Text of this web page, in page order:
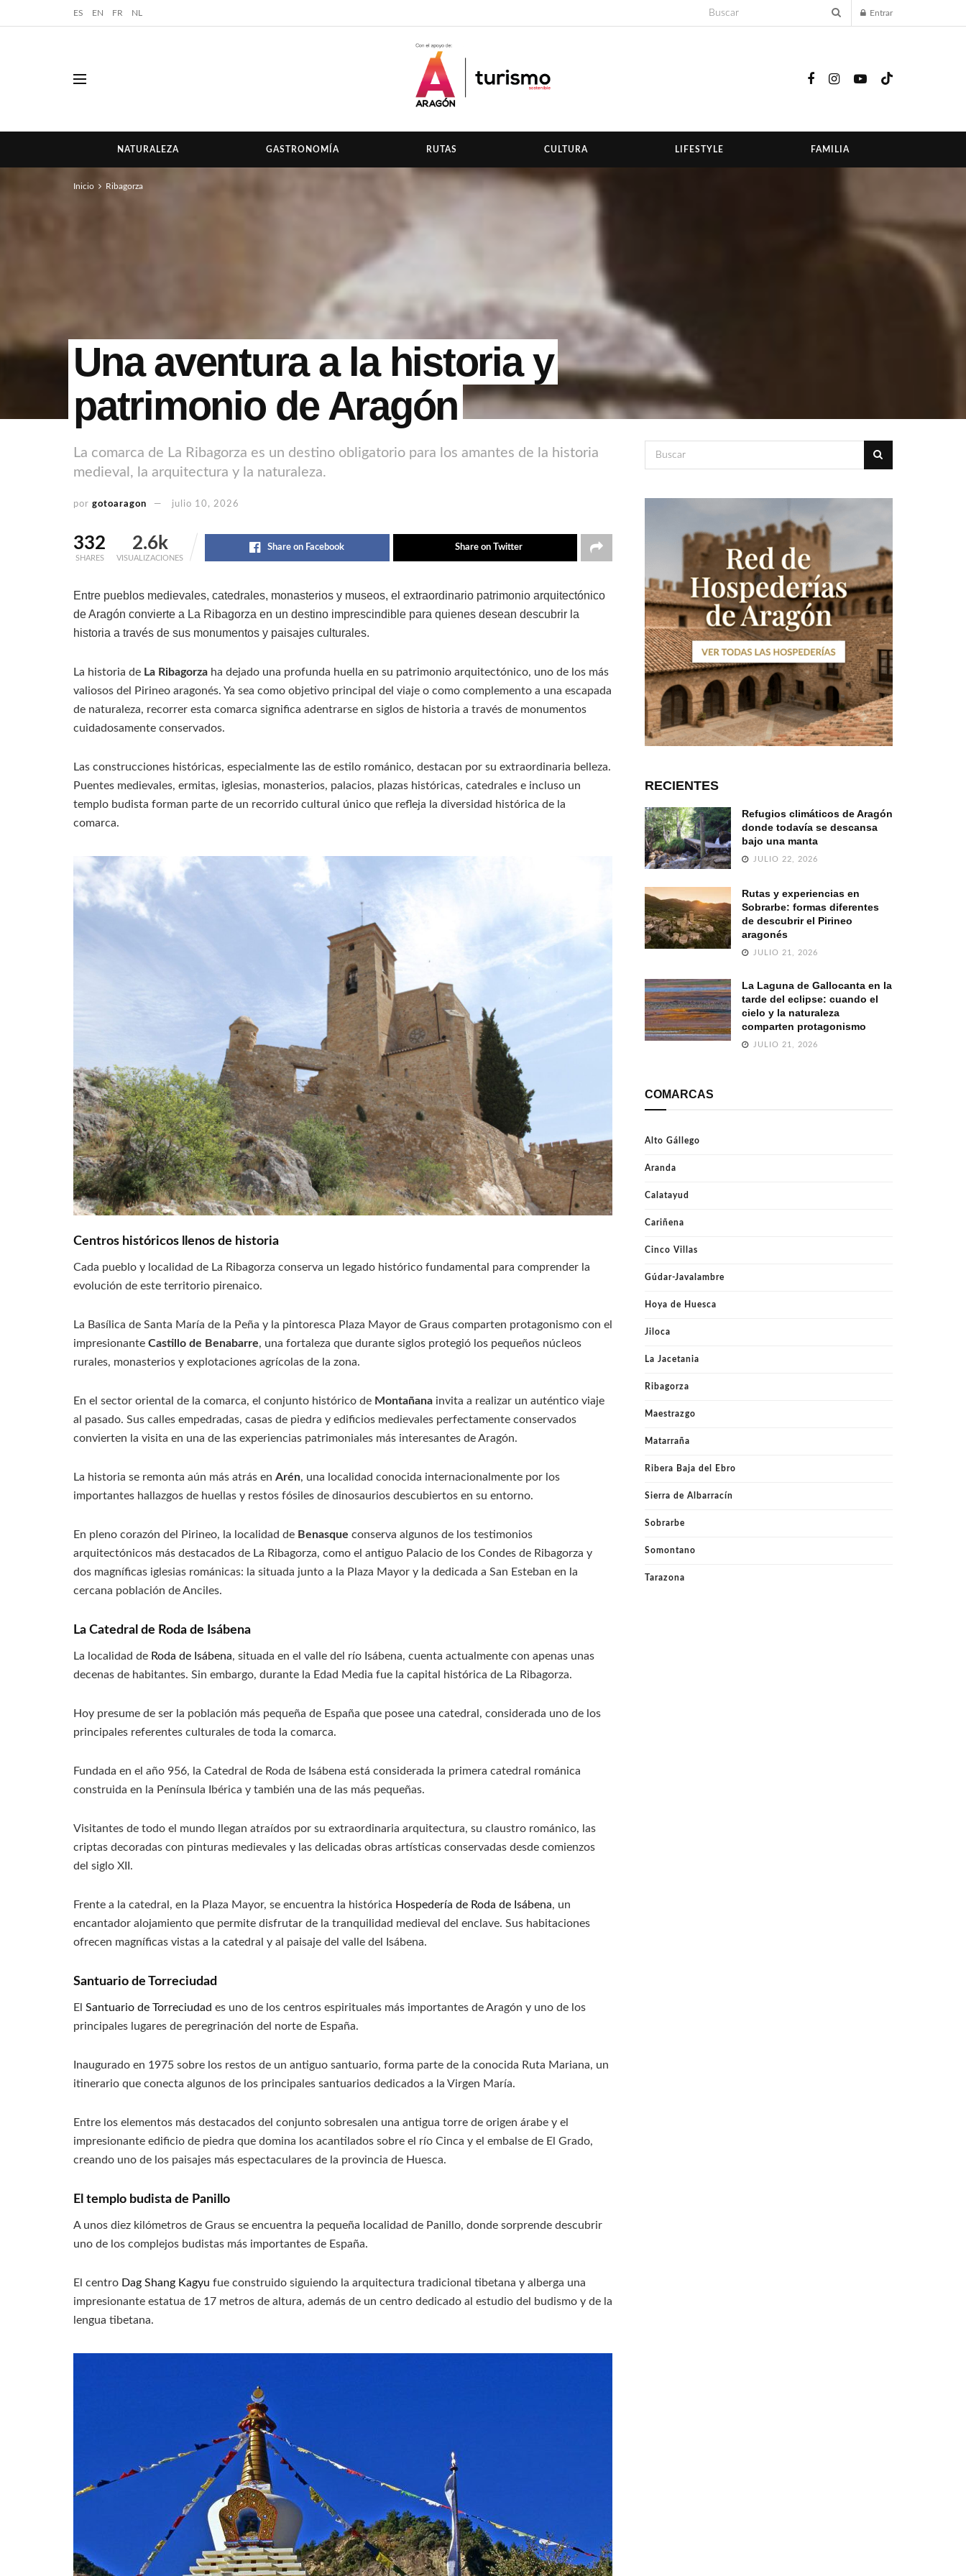
ES EN FR NL Entrar
NATURALEZA GASTRONOMÍA RUTAS CULTURA LIFESTYLE FAMILIA
Inicio Ribagorza
Una aventura a la historia y
patrimonio de Aragón
La comarca de La Ribagorza es un destino obligatorio para los amantes de la historia
medieval, la arquitectura y la naturaleza.
por gotoaragon julio 10, 2026
332
SHARES
2.6k
VISUALIZACIONES
Share on Facebook Share on Twitter
Entre pueblos medievales, catedrales, monasterios y museos, el extraordinario patrimonio arquitectónico
de Aragón convierte a La Ribagorza en un destino imprescindible para quienes desean descubrir la
historia a través de sus monumentos y paisajes culturales.
La historia de La Ribagorza ha dejado una profunda huella en su patrimonio arquitectónico, uno de los más
valiosos del Pirineo aragonés. Ya sea como objetivo principal del viaje o como complemento a una escapada
de naturaleza, recorrer esta comarca significa adentrarse en siglos de historia a través de monumentos
cuidadosamente conservados.
Las construcciones históricas, especialmente las de estilo románico, destacan por su extraordinaria belleza.
Puentes medievales, ermitas, iglesias, monasterios, palacios, plazas históricas, catedrales e incluso un
templo budista forman parte de un recorrido cultural único que refleja la diversidad histórica de la
comarca.
Centros históricos llenos de historia
Cada pueblo y localidad de La Ribagorza conserva un legado histórico fundamental para comprender la
evolución de este territorio pirenaico.
La Basílica de Santa María de la Peña y la pintoresca Plaza Mayor de Graus comparten protagonismo con el
impresionante Castillo de Benabarre, una fortaleza que durante siglos protegió los pequeños núcleos
rurales, monasterios y explotaciones agrícolas de la zona.
En el sector oriental de la comarca, el conjunto histórico de Montañana invita a realizar un auténtico viaje
al pasado. Sus calles empedradas, casas de piedra y edificios medievales perfectamente conservados
convierten la visita en una de las experiencias patrimoniales más interesantes de Aragón.
La historia se remonta aún más atrás en Arén, una localidad conocida internacionalmente por los
importantes hallazgos de huellas y restos fósiles de dinosaurios descubiertos en su entorno.
En pleno corazón del Pirineo, la localidad de Benasque conserva algunos de los testimonios
arquitectónicos más destacados de La Ribagorza, como el antiguo Palacio de los Condes de Ribagorza y
dos magníficas iglesias románicas: la situada junto a la Plaza Mayor y la dedicada a San Esteban en la
cercana población de Anciles.
La Catedral de Roda de Isábena
La localidad de Roda de Isábena, situada en el valle del río Isábena, cuenta actualmente con apenas unas
decenas de habitantes. Sin embargo, durante la Edad Media fue la capital histórica de La Ribagorza.
Hoy presume de ser la población más pequeña de España que posee una catedral, considerada uno de los
principales referentes culturales de toda la comarca.
Fundada en el año 956, la Catedral de Roda de Isábena está considerada la primera catedral románica
construida en la Península Ibérica y también una de las más pequeñas.
Visitantes de todo el mundo llegan atraídos por su extraordinaria arquitectura, su claustro románico, las
criptas decoradas con pinturas medievales y las delicadas obras artísticas conservadas desde comienzos
del siglo XII.
Frente a la catedral, en la Plaza Mayor, se encuentra la histórica Hospedería de Roda de Isábena, un
encantador alojamiento que permite disfrutar de la tranquilidad medieval del enclave. Sus habitaciones
ofrecen magníficas vistas a la catedral y al paisaje del valle del Isábena.
Santuario de Torreciudad
El Santuario de Torreciudad es uno de los centros espirituales más importantes de Aragón y uno de los
principales lugares de peregrinación del norte de España.
Inaugurado en 1975 sobre los restos de un antiguo santuario, forma parte de la conocida Ruta Mariana, un
itinerario que conecta algunos de los principales santuarios dedicados a la Virgen María.
Entre los elementos más destacados del conjunto sobresalen una antigua torre de origen árabe y el
impresionante edificio de piedra que domina los acantilados sobre el río Cinca y el embalse de El Grado,
creando uno de los paisajes más espectaculares de la provincia de Huesca.
El templo budista de Panillo
A unos diez kilómetros de Graus se encuentra la pequeña localidad de Panillo, donde sorprende descubrir
uno de los complejos budistas más importantes de España.
El centro Dag Shang Kagyu fue construido siguiendo la arquitectura tradicional tibetana y alberga una
impresionante estatua de 17 metros de altura, además de un centro dedicado al estudio del budismo y de la
lengua tibetana.
RECIENTES
Refugios climáticos de Aragón
donde todavía se descansa
bajo una manta
JULIO 22, 2026
Rutas y experiencias en
Sobrarbe: formas diferentes
de descubrir el Pirineo
aragonés
JULIO 21, 2026
La Laguna de Gallocanta en la
tarde del eclipse: cuando el
cielo y la naturaleza
comparten protagonismo
JULIO 21, 2026
COMARCAS
Alto Gállego
Aranda
Calatayud
Cariñena
Cinco Villas
Gúdar-Javalambre
Hoya de Huesca
Jiloca
La Jacetania
Ribagorza
Maestrazgo
Matarraña
Ribera Baja del Ebro
Sierra de Albarracín
Sobrarbe
Somontano
Tarazona